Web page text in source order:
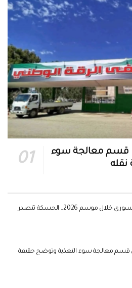
قسم معالجة سوء
نقله
قفزة في إنتاج القمح السوري خلال موسم 2026.. الحسكة تتصدر
قسم معالجة سوء التغذية وتوضح حقيقة